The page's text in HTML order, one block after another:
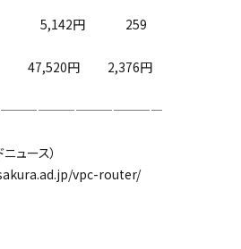
ン 5,142円 259
ン 47,520円 2,376円
ュース）
vpc-router/